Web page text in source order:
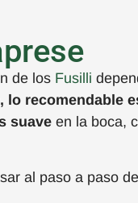
de los Fusilli
lo recomendable
suave en la boca,
al paso a paso